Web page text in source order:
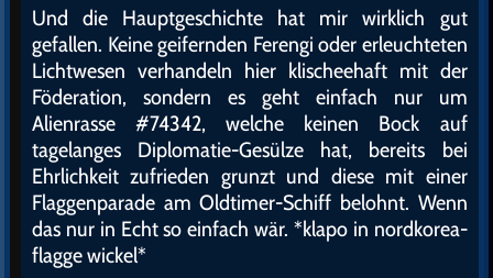
Und die Hauptgeschichte hat mir wirklich gut
gefallen. Keine geifernden Ferengi oder erleuchteten
Lichtwesen verhandeln hier klischeehaft mit der
Föderation, sondern es geht einfach nur um
Alienrasse #74342, welche keinen Bock auf
tagelanges Diplomatie-Gesülze hat, bereits bei
Ehrlichkeit zufrieden grunzt und diese mit einer
Flaggenparade am Oldtimer-Schiff belohnt. Wenn
das nur in Echt so einfach wär. *klapo in nordkorea-
flagge wickel*